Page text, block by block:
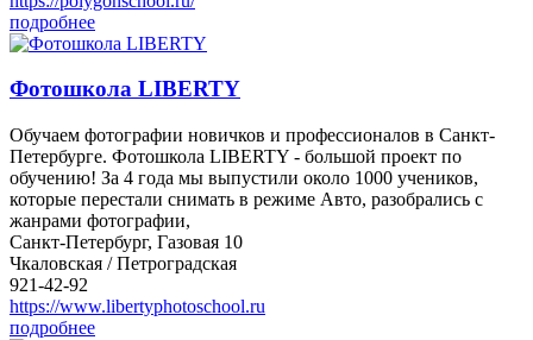
подробнее
Фотошкола LIBERTY
Обучаем фотографии новичков и профессионалов в Санкт-
Петербурге. Фотошкола LIBERTY - большой проект по
обучению! За 4 года мы выпустили около 1000 учеников,
которые перестали снимать в режиме Авто, разобрались с
жанрами фотографии,
Санкт-Петербург, Газовая 10
Чкаловская / Петроградская
921-42-92
https://www.libertyphotoschool.ru
подробнее